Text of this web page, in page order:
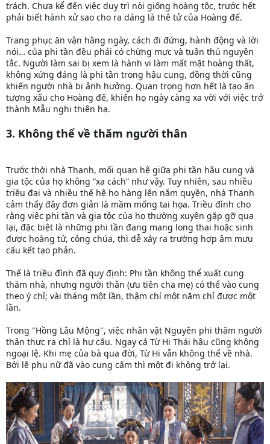
trách. Chưa kể đến việc duy trì nòi giống hoàng tộc, trước hết
phải biết hành xử sao cho ra dáng là thê tử của Hoàng đế.
Trang phục ăn vận hằng ngày, cách đi đứng, hành động và lời
nói… của phi tần đều phải có chừng mực và tuân thủ nguyên
tắc. Người làm sai bị xem là hành vi làm mất mặt hoàng thất,
không xứng đáng là phi tần trong hậu cung, đồng thời cũng
khiến người nhà bị ảnh hưởng. Quan trọng hơn hết là tạo ấn
tượng xấu cho Hoàng đế, khiến họ ngày càng xa vời với việc trở
thành Mẫu nghi thiên hạ.
3. Không thể về thăm người thân
Trước thời nhà Thanh, mối quan hệ giữa phi tần hậu cung và
gia tộc của họ không “xa cách” như vậy. Tuy nhiên, sau nhiều
triều đại và nhiều thế hệ họ hàng lên nắm quyền, nhà Thanh
cảm thấy đây đơn giản là mầm mống tai họa. Triều đình cho
rằng việc phi tần và gia tộc của họ thường xuyên gặp gỡ qua
lại, đặc biệt là những phi tần đang mang long thai hoặc sinh
được hoàng tử, công chúa, thì dễ xảy ra trường hợp âm mưu
cấu kết tạo phản.
Thế là triều đình đã quy định: Phi tần không thể xuất cung
thăm nhà, nhưng người thân (ưu tiên cha mẹ) có thể vào cung
theo ý chỉ; vài tháng một lần, thậm chí một năm chỉ được một
lần.
Trong "Hồng Lâu Mộng", việc nhân vật Nguyên phi thăm người
thân thực ra chỉ là hư cấu. Ngay cả Từ Hi Thái hậu cũng không
ngoại lệ. Khi mẹ của bà qua đời, Từ Hi vẫn không thể về nhà.
Bởi lẽ phụ nữ đã vào cung cấm thì một đi không trở lại.